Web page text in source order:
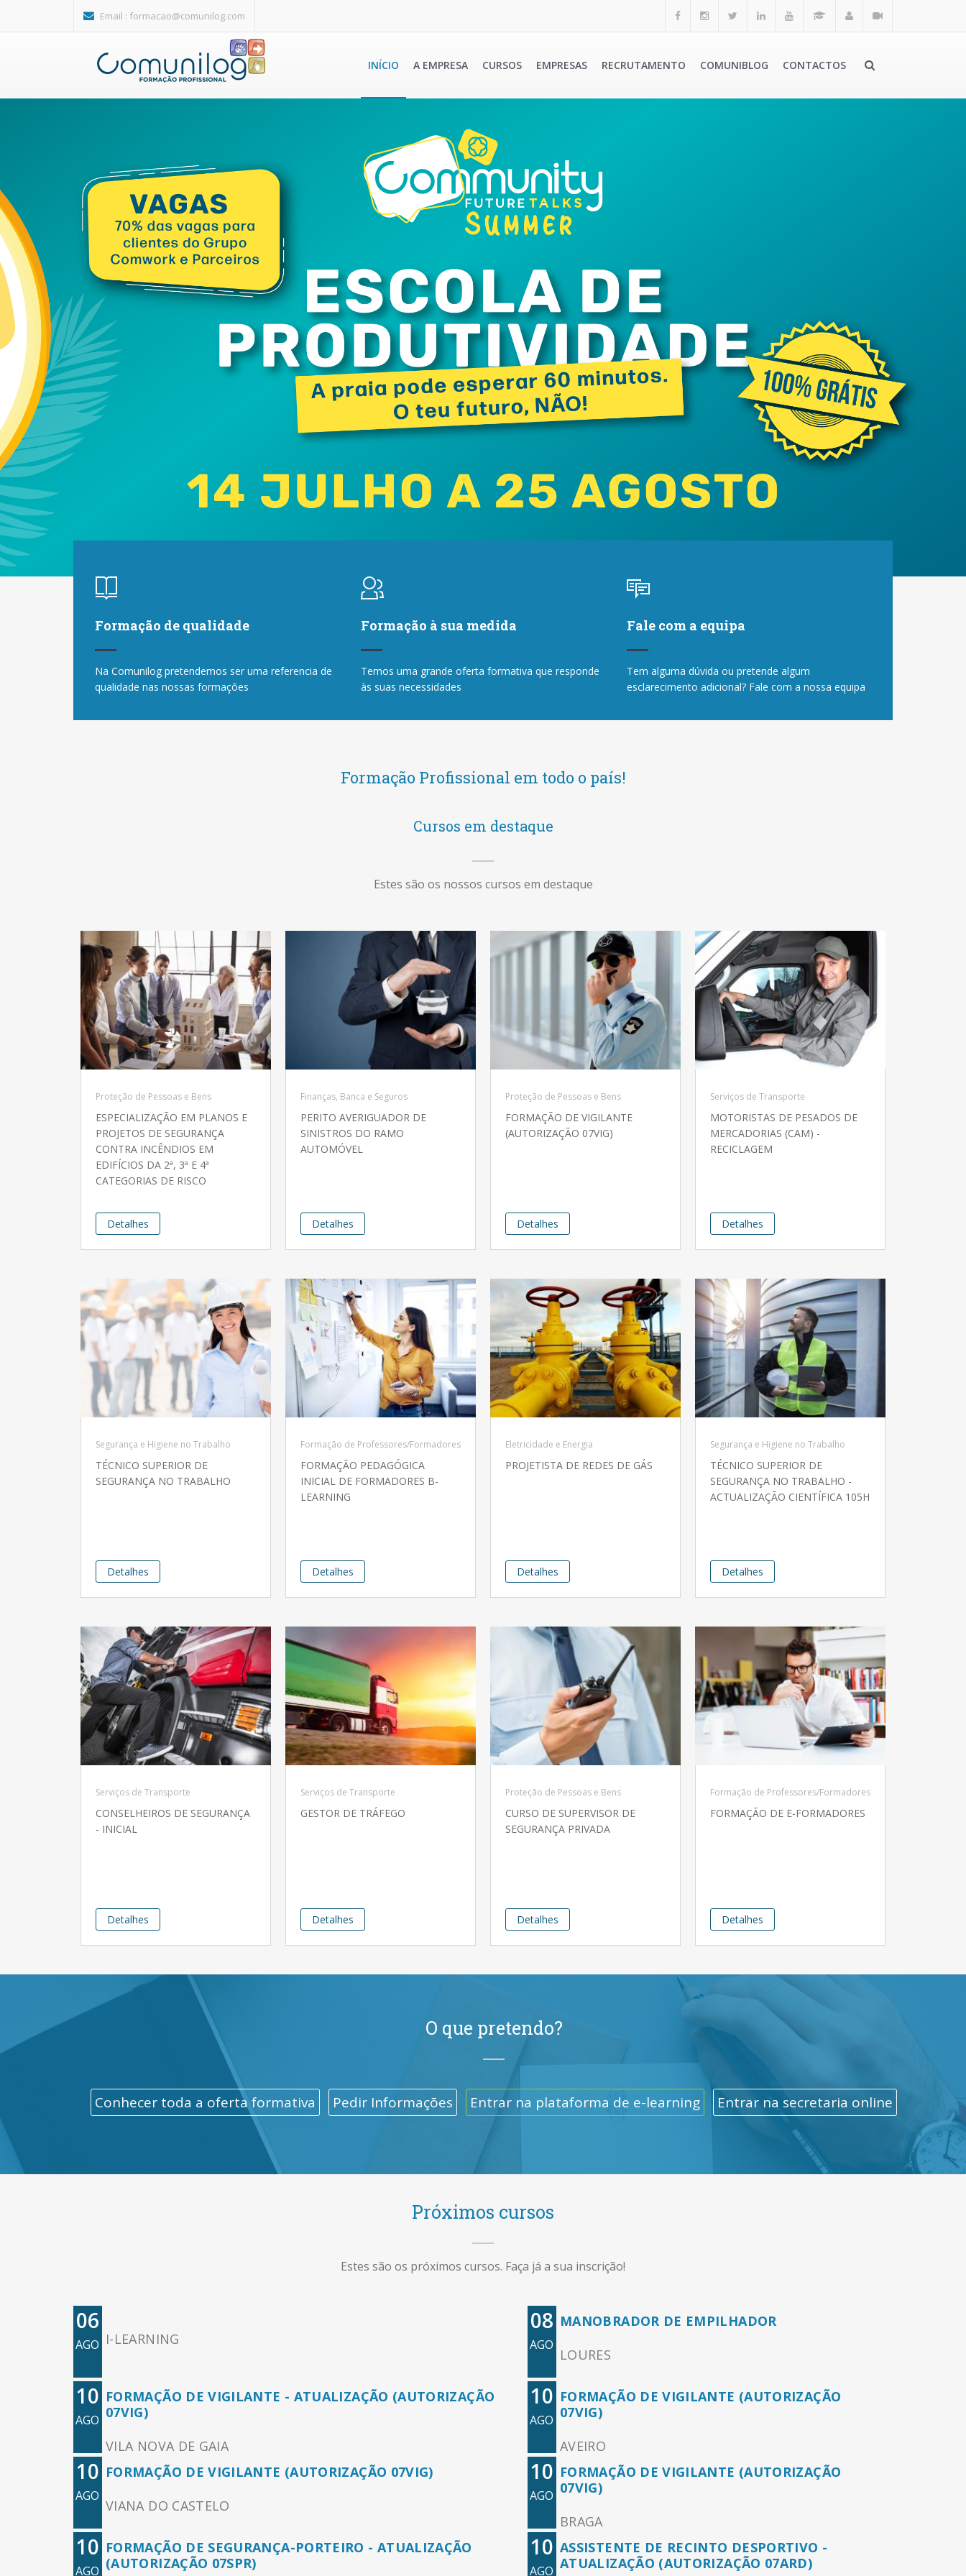
Email : formacao@comunilog.com
INÍCIO A EMPRESA CURSOS EMPRESAS RECRUTAMENTO COMUNIBLOG CONTACTOS
Formação de qualidade
Na Comunilog pretendemos ser uma referencia de
qualidade nas nossas formações
Formação à sua medida
Temos uma grande oferta formativa que responde
às suas necessidades
Fale com a equipa
Tem alguma dúvida ou pretende algum
esclarecimento adicional? Fale com a nossa equipa
Formação Profissional em todo o país!
Cursos em destaque
Estes são os nossos cursos em destaque
Proteção de Pessoas e Bens
ESPECIALIZAÇÃO EM PLANOS E
PROJETOS DE SEGURANÇA
CONTRA INCÊNDIOS EM
EDIFÍCIOS DA 2ª, 3ª E 4ª
CATEGORIAS DE RISCO
Detalhes
Segurança e Higiene no Trabalho
TÉCNICO SUPERIOR DE
SEGURANÇA NO TRABALHO
Detalhes
Serviços de Transporte
CONSELHEIROS DE SEGURANÇA
- INICIAL
Detalhes
Finanças, Banca e Seguros
PERITO AVERIGUADOR DE
SINISTROS DO RAMO
AUTOMÓVEL
Detalhes
Formação de Professores/Formadores
FORMAÇÃO PEDAGÓGICA
INICIAL DE FORMADORES B-
LEARNING
Detalhes
Serviços de Transporte
GESTOR DE TRÁFEGO
Detalhes
Proteção de Pessoas e Bens
FORMAÇÃO DE VIGILANTE
(AUTORIZAÇÃO 07VIG)
Detalhes
Eletricidade e Energia
PROJETISTA DE REDES DE GÁS
Detalhes
Proteção de Pessoas e Bens
CURSO DE SUPERVISOR DE
SEGURANÇA PRIVADA
Detalhes
Serviços de Transporte
MOTORISTAS DE PESADOS DE
MERCADORIAS (CAM) -
RECICLAGEM
Detalhes
Segurança e Higiene no Trabalho
TÉCNICO SUPERIOR DE
SEGURANÇA NO TRABALHO -
ACTUALIZAÇÃO CIENTÍFICA 105H
Detalhes
Formação de Professores/Formadores
FORMAÇÃO DE E-FORMADORES
Detalhes
O que pretendo?
Conhecer toda a oferta formativa Pedir Informações Entrar na plataforma de e-learning Entrar na secretaria online
Próximos cursos
Estes são os próximos cursos. Faça já a sua inscrição!
06
AGO I-LEARNING
08
AGO
MANOBRADOR DE EMPILHADOR
LOURES
10
AGO
FORMAÇÃO DE VIGILANTE - ATUALIZAÇÃO (AUTORIZAÇÃO
07VIG)
VILA NOVA DE GAIA
10
AGO
FORMAÇÃO DE VIGILANTE (AUTORIZAÇÃO
07VIG)
AVEIRO
10
AGO
FORMAÇÃO DE VIGILANTE (AUTORIZAÇÃO 07VIG)
VIANA DO CASTELO
10
AGO
FORMAÇÃO DE VIGILANTE (AUTORIZAÇÃO
07VIG)
BRAGA
10
AGO
FORMAÇÃO DE SEGURANÇA-PORTEIRO - ATUALIZAÇÃO
(AUTORIZAÇÃO 07SPR)
10
AGO
ASSISTENTE DE RECINTO DESPORTIVO -
ATUALIZAÇÃO (AUTORIZAÇÃO 07ARD)